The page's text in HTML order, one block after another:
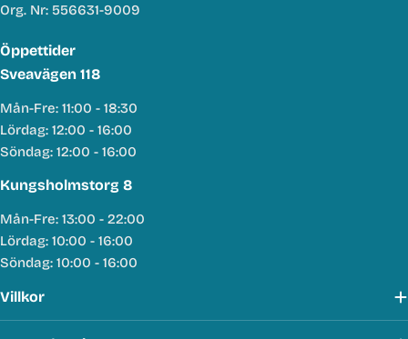
Org. Nr: 556631-9009
Öppettider
Sveavägen 118
Mån-Fre: 11:00 - 18:30
Lördag: 12:00 - 16:00
Söndag: 12:00 - 16:00
Kungsholmstorg 8
Mån-Fre: 13:00 - 22:00
Lördag: 10:00 - 16:00
Söndag: 10:00 - 16:00
Villkor